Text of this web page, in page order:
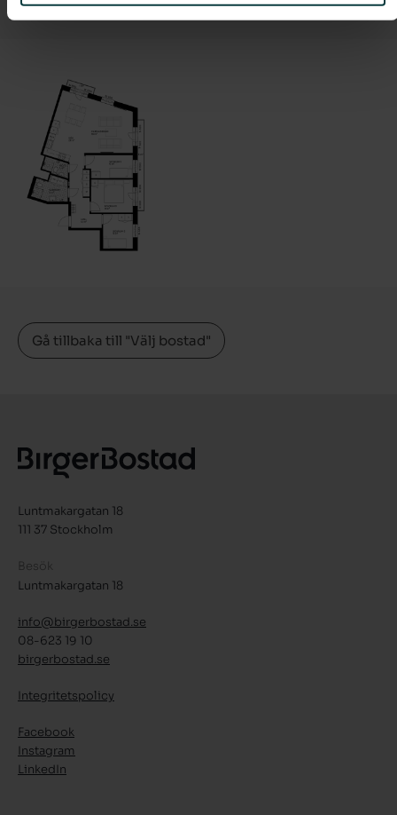
Gå tillbaka till "Välj bostad"
Luntmakargatan 18
111 37 Stockholm
Besök
Luntmakargatan 18
info@birgerbostad.se
08-623 19 10
birgerbostad.se
Integritetspolicy
Facebook
Instagram
LinkedIn